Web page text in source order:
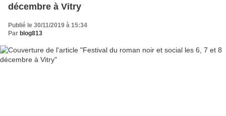
décembre à Vitry
Publié le 30/11/2019 à 15:34
Par blog813